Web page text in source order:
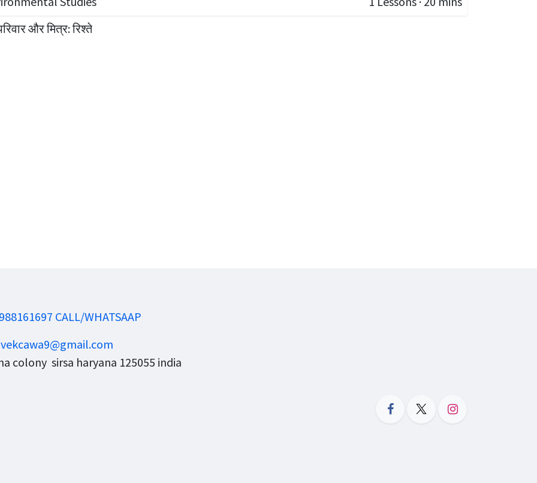
और मित्र: रिश्ते
CALL/WHATSAAP
colony sirsa haryana 125055 india